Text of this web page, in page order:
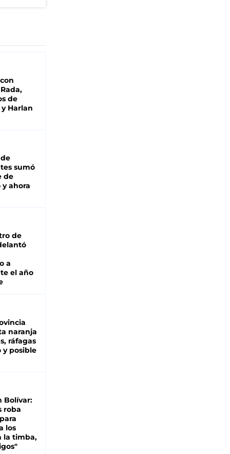
de
Harlan
sumó
de
y ahora
de
a
el año
naranja
ráfagas
y posible
Bolívar:
roba
los
la timba,